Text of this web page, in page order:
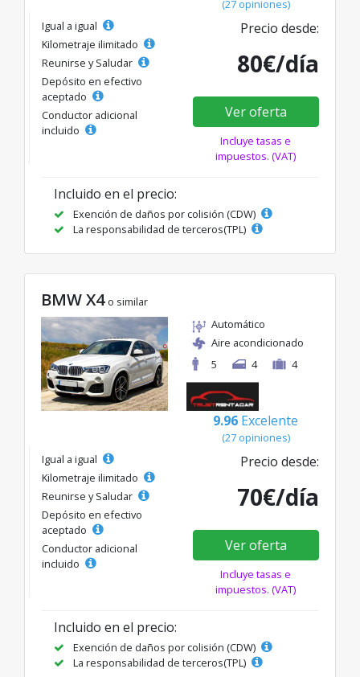
(27 opiniones)
Igual a igual
Kilometraje ilimitado
Reunirse y Saludar
Depósito en efectivo
aceptado
Conductor adicional
incluido
Precio desde:
80€/día
Ver oferta
Incluye tasas e
impuestos. (VAT)
Incluido en el precio:
Exención de daños por colisión (CDW)
La responsabilidad de terceros(TPL)
BMW X4 o similar
Automático
Aire acondicionado
5
4 4
9.96 Excelente
(27 opiniones)
Igual a igual
Kilometraje ilimitado
Reunirse y Saludar
Depósito en efectivo
aceptado
Conductor adicional
incluido
Precio desde:
70€/día
Ver oferta
Incluye tasas e
impuestos. (VAT)
Incluido en el precio:
Exención de daños por colisión (CDW)
La responsabilidad de terceros(TPL)